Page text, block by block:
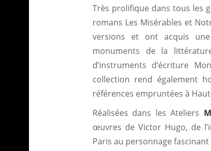
Très prolifique dans tous les
romans Les Misé­rables et
versions et ont acquis
monuments de la
d’instruments d’écri­ture
collection rend également
références empruntées à
Réalisées dans les Ateliers
œuvres de Victor Hugo, de
Paris au personnage fascinant